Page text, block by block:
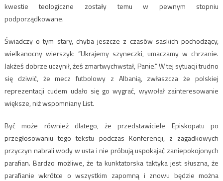
kwestie teologiczne zostały temu w pewnym stopniu
podporządkowane.
Świadczy o tym stary, chyba jeszcze z czasów saskich pochodzący,
wielkanocny wierszyk: “Ukrajemy szyneczki, umaczamy w chrzanie.
Jakżeś dobrze uczynił, żeś zmartwychwstał, Panie.” W tej sytuacji trudno
się dziwić, że mecz futbolowy z Albanią, zwłaszcza że polskiej
reprezentacji cudem udało się go wygrać, wywołał zainteresowanie
większe, niż wspomniany List.
Być może również dlatego, że przedstawiciele Episkopatu po
przegłosowaniu tego tekstu podczas Konferencji, z zagadkowych
przyczyn nabrali wody w usta i nie próbują uspokajać zaniepokojonych
parafian. Bardzo możliwe, że ta kunktatorska taktyka jest słuszna, że
parafianie wkrótce o wszystkim zapomną i znowu będzie można